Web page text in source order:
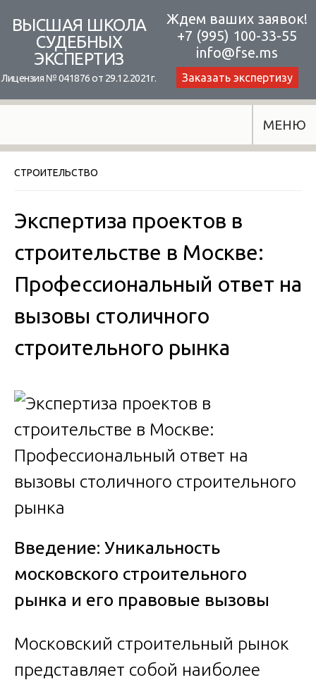
content
ВЫСШАЯ ШКОЛА
СУДЕБНЫХ
ЭКСПЕРТИЗ
Лицензия № 041876 от 29.12.2021г.
Ждем ваших заявок!
+7 (995) 100-33-55
info@fse.ms
Заказать экспертизу
МЕНЮ
СТРОИТЕЛЬСТВО
Экспертиза проектов в
строительстве в Москве:
Профессиональный ответ на
вызовы столичного
строительного рынка
Введение: Уникальность
московского строительного
рынка и его правовые вызовы
Московский строительный рынок
представляет собой наиболее